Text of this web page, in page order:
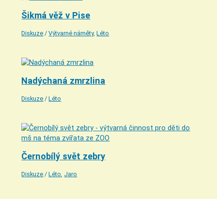
Šikmá věž v Pise
Diskuze /Výtvarné náměty,Léto
Nadýchaná zmrzlina
Diskuze /Léto
Černobílý svět zebry
Diskuze /Léto, Jaro